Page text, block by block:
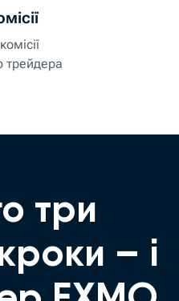
трейдера
три
– і